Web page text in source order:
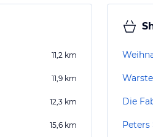
11,2 km
11,9 km
12,3 km
15,6 km
Die
Peters